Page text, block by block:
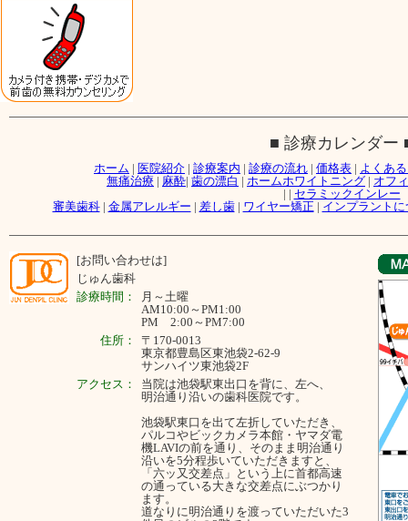
■ 診療カレンダー
ホーム | 医院紹介 | 診療案内 | 診療の流れ | 価格表 | よくあ
無痛治療 | 麻酔| 歯の漂白 | ホームホワイトニング | オフ
| | セラミックインレー
審美歯科| 金属アレルギー | 差し歯| ワイヤー矯正 | インプラントに
[お問い合わせは]
じゅん歯科
診療時間：
月～ 土曜
AM10:00～PM1:00
PM 2:00～PM7:00
住所：
〒170-0013
東京都豊島区東池袋2-62-9
サンハイツ東池袋2F
アクセス：
当院は池袋駅東出口を背に、左へ、
明治通り沿いの歯科医院です。
池袋駅東口を出て左折していただき、
パルコやビックカメラ本館・ヤマダ電
機LAVIの前を通り、そのまま明治通り
沿いを5分程歩いていただきますと、
「六ッ又交差点」という上に首都高速
の通っている大きな交差点にぶつかり
ます。
道なりに明治通りを渡っていただいた3